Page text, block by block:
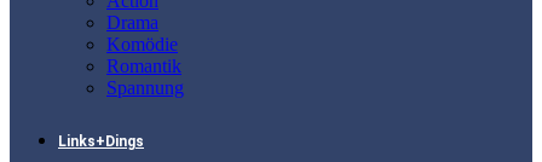
Drama
Komödie
Romantik
Spannung
Links+Dings